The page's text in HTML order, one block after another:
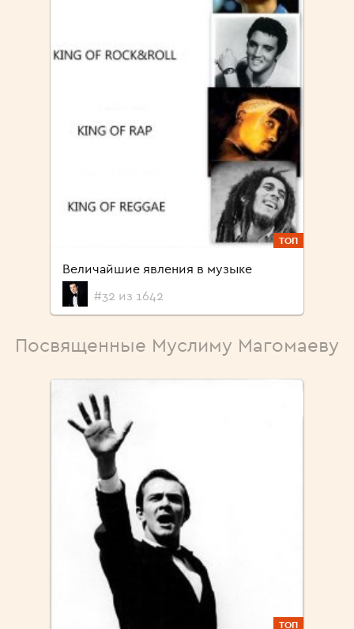
ТОП
Величайшие явления в музыке
#32 из 1642
Посвященные Муслиму Магомаеву
ТОП